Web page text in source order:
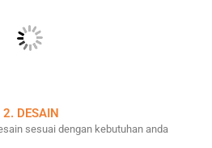
2. DESAIN
sesuai dengan kebutuhan anda